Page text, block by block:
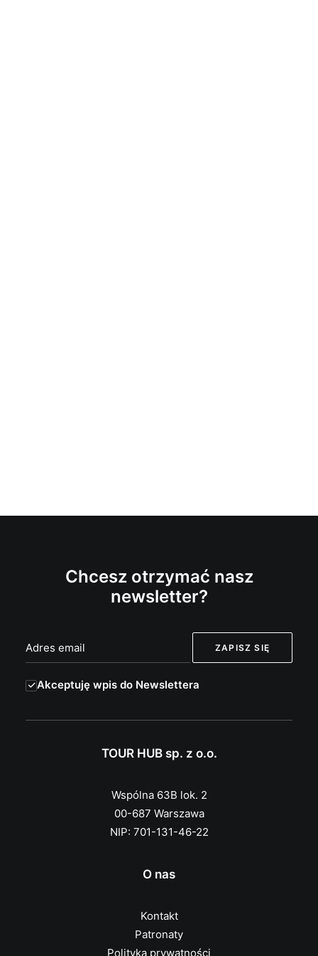
Chcesz otrzymać nasz
newsletter?
Akceptuję wpis do Newslettera
TOUR HUB sp. z o.o.
Wspólna 63B lok. 2
00-687 Warszawa
NIP: 701-131-46-22
O nas
Kontakt
Patronaty
Polityka prywatności